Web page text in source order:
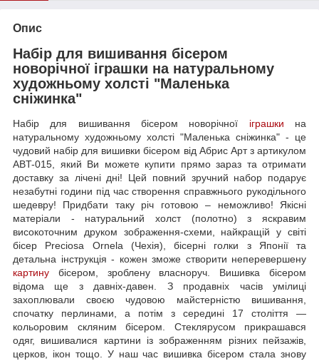
Опис
Набір для вишивання бісером
новорічної іграшки на натуральному
художньому холсті "Маленька
сніжинка"
Набір для вишивання бісером новорічної іграшки на
натуральному художньому холсті "Маленька сніжинка" - це
чудовий набір для вишивки бісером від Абрис Арт з артикулом
ABT-015, який Ви можете купити прямо зараз та отримати
доставку за лічені дні! Цей повний зручний набор подарує
незабутні години під час створення справжнього рукодільного
шедевру! Придбати таку річ готовою – неможливо! Якісні
матеріали - натуральний холст (полотно) з яскравим
високоточним друком зображення-схеми, найкращій у світі
бісер Preciosa Ornela (Чехія), бісерні голки з Японії та
детальна інструкція - кожен зможе створити неперевершену
картину бісером, зроблену власноруч. Вишивка бісером
відома ще з давніх-давен. З продавніх часів умілиці
захоплювали своєю чудовою майстерністю вишивання,
спочатку перлинами, а потім з середині 17 століття —
кольоровим скляним бісером. Стеклярусом прикрашався
одяг, вишивалися картини із зображенням різних пейзажів,
церков, ікон тощо. У наш час вишивка бісером стала знову